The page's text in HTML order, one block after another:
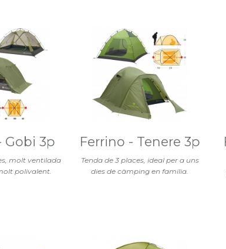
molt ventilada
polivalent.
Gobi 3p
Tenda de 3 places, ideal per a uns
dies de càmping en familia.
Ferrino - Tenere 3p